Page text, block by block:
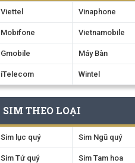
Viettel Vinaphone
Mobifone Vietnamobile
Gmobile Máy Bàn
iTelecom Wintel
SIM THEO LOẠI
Sim lục quý Sim Ngũ quý
Sim Tứ quý Sim Tam hoa